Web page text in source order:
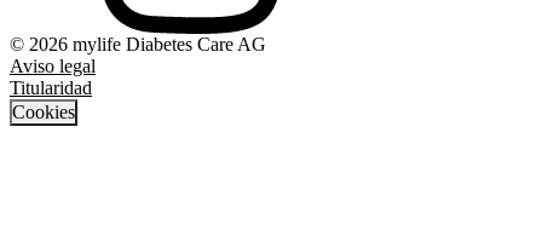
© 2026 mylife Diabetes Care AG
Aviso legal
Titularidad
Cookies